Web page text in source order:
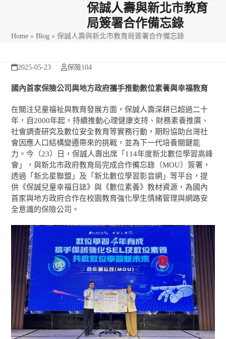
menu
menu
保誠人壽與新北市教育
局簽署合作備忘錄
Home »Blog »保誠人壽與新北市教育局簽署合作備忘錄
2025-05-23 保險104
國內首家保險公司與地方政府攜手推動數位素養與幸福教育
在關注兒童福祉與教育發展方面，保誠人壽深耕已超過二十
年，自2000年起，持續推動心理健康支持、財務素養推廣、
社會調查研究及數位安全教育等實務行動，期盼協助台灣社
會因應人口結構變遷帶來的挑戰，並為下一代培養關鍵能
力。今（23）日，保誠人壽出席「114年度新北數位學習高峰
會」，與新北市政府教育局完成合作備忘錄（MOU）簽署，
透過「新北星聯盟」及「新北數位學習影音網」等平台，提
供《保誠兒童幸福日誌》與《數位素養》教材資源，為國內
首家與地方政府合作在校園教育強化學生情緒管理與網路安
全意識的保險公司。